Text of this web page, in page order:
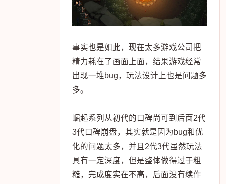
事实也是如此，现在太多游戏公司把
精力耗在了画面上面，结果游戏经常
出现一堆bug，玩法设计上也是问题多
多。
崛起系列从初代的口碑尚可到后面2代
3代口碑崩盘，其实就是因为bug和优
化的问题太多，并且2代3代虽然玩法
具有一定深度，但是整体做得过于粗
糙，完成度实在不高，后面没有续作